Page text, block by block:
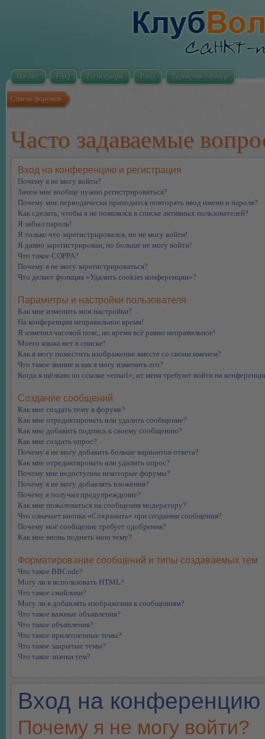
На сайт FAQ Регистрация Вход Турнирная таблица
Список форумов
Часто задаваемые
Вход на конференцию и регистрация
Почему я не могу войти?
Зачем мне вообще нужно регистрироваться?
Почему мне периодически приходится повторять ввод имени и пароля?
Как сделать, чтобы я не появлялся в списке активных пользователей?
Я забыл пароль!
Я только что зарегистрировался, но не могу войти!
Я давно зарегистрирован, но больше не могу войти!
Что такое COPPA?
Почему я не могу зарегистрироваться?
Что делает функция «Удалить cookies конференции»?
Параметры и настройки пользователя
Как мне изменить мои настройки?
На конференции неправильное время!
Я изменил часовой пояс, но время всё равно неправильное!
Моего языка нет в списке!
Как я могу поместить изображение вместе со своим именем?
Что такое звание и как я могу изменить его?
Когда я щёлкаю по ссылке «email», от меня требуют войти на
Создание сообщений
Как мне создать тему в форуме?
Как мне отредактировать или удалить сообщение?
Как мне добавить подпись к своему сообщению?
Как мне создать опрос?
Почему я не могу добавить больше вариантов ответа?
Как мне отредактировать или удалить опрос?
Почему мне недоступны некоторые форумы?
Почему я не могу добавлять вложения?
Почему я получил предупреждение?
Как мне пожаловаться на сообщения модератору?
Что означает кнопка «Сохранить» при создании сообщения?
Почему моё сообщение требует одобрения?
Как мне вновь поднять мою тему?
Форматирование сообщений и типы создаваемых тем
Что такое BBCode?
Могу ли я использовать HTML?
Что такое смайлики?
Могу ли я добавлять изображения к сообщениям?
Что такое важные объявления?
Что такое объявления?
Что такое прилепленные темы?
Что такое закрытые темы?
Что такое значки тем?
Вход на конференцию
Почему я не могу войти?